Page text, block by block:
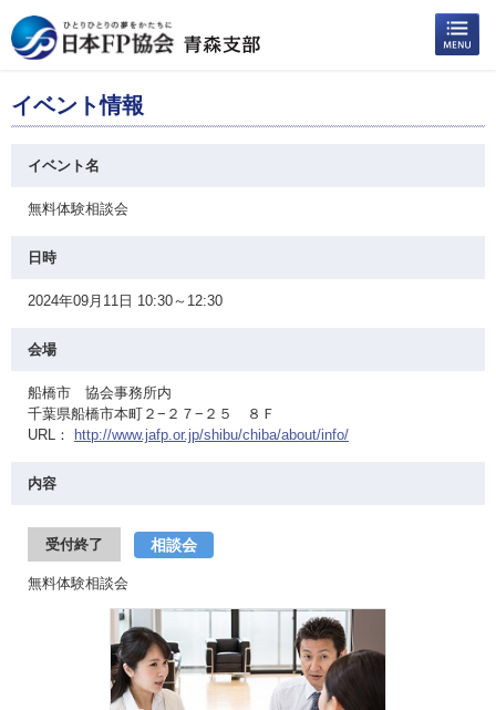
イベント情報
イベント名
無料体験相談会
日時
2024年09月11日 10:30～12:30
会場
船橋市 協会事務所内
千葉県船橋市本町２−２７−２５ ８Ｆ
URL：
http://www.jafp.or.jp/shibu/chiba/about/info/
内容
受付終了 相談会
無料体験相談会